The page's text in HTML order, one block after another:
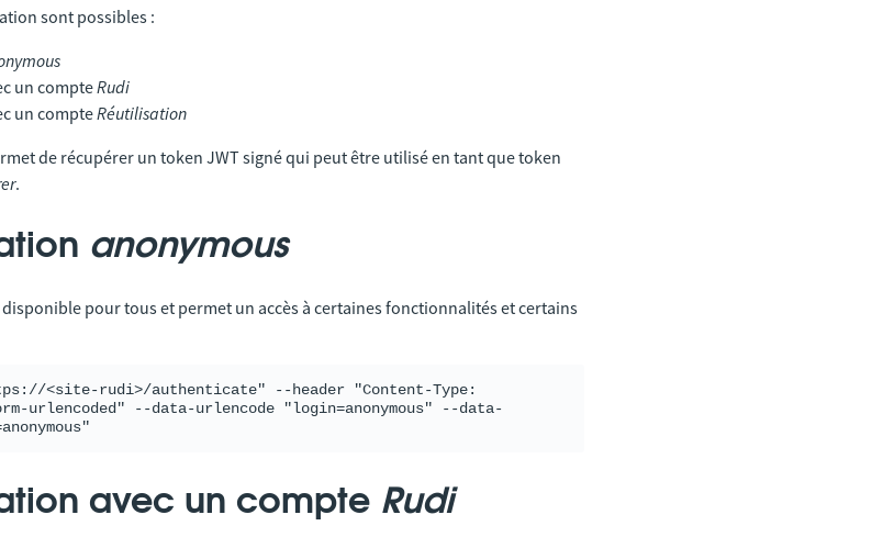
sont possibles :
un compteRudi
un compteRéutilisation
de récupérer un token JWT signé qui peut être utilisé en tant que token
.
anonymous
pour tous et permet un accès à certaines fonctionnalités et certains
<site-rudi>/authenticate" --header "Content-Type:
urlencoded" --data-urlencode "login=anonymous" --data-
avec un compte Rudi